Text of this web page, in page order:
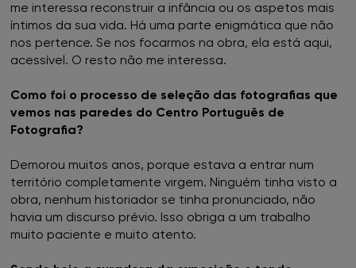
FNAC Évora
FNAC Faro
FNAC Guimarães
FNAC IST
FNAC Leiria
me interessa reconstruir a infância ou os aspetos mais
íntimos da sua vida. Há uma parte enigmática que não
nos pertence. Se nos focarmos na obra, ela está aqui,
acessível. O resto não me interessa.
Como foi o processo de seleção das fotografias que
vemos nas paredes do Centro Português de
Fotografia?
Demorou muitos anos, porque estava a entrar num
território completamente virgem. Ninguém tinha visto a
obra, nenhum historiador se tinha pronunciado, não
havia um discurso prévio. Isso obriga a um trabalho
muito paciente e muito atento.